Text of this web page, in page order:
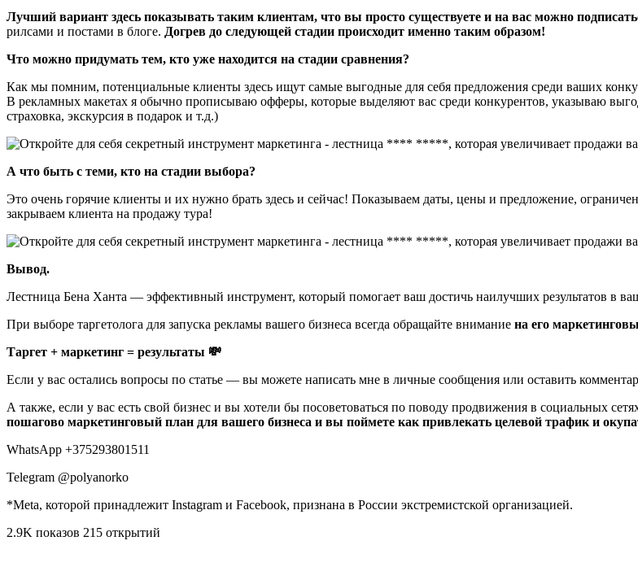
Лучший вариант здесь показывать таким клиентам, что вы просто существуете и на вас можно
рилсами и постами в блоге. Догрев до следующей стадии происходит именно таким образом!
Что можно придумать тем, кто уже находится на стадии сравнения?
Как мы помним, потенциальные клиенты здесь ищут самые выгодные для себя предложения среди ваших
В рекламных макетах я обычно прописываю офферы, которые выделяют вас среди конкурентов, указываю
страховка, экскурсия в подарок и т.д.)
А что быть с теми, кто на стадии выбора?
Это очень горячие клиенты и их нужно брать здесь и сейчас! Показываем даты, цены и предложение,
закрываем клиента на продажу тура!
Вывод.
Лестница Бена Ханта — эффективный инструмент, который помогает ваш достичь наилучших результатов в
При выборе таргетолога для запуска рекламы вашего бизнеса всегда обращайте внимание на его
Таргет + маркетинг = результаты 💸
Если у вас остались вопросы по статье — вы можете написать мне в личные сообщения или оставить
А также, если у вас есть свой бизнес и вы хотели бы посоветоваться по поводу продвижения в социальных
пошагово маркетинговый план для вашего бизнеса и вы поймете как привлекать целевой трафик и
WhatsApp +375293801511
Telegram @polyanorko
*Meta, которой принадлежит Instagram и Facebook, признана в России экстремистской организацией.
2.9K показов 215 открытий